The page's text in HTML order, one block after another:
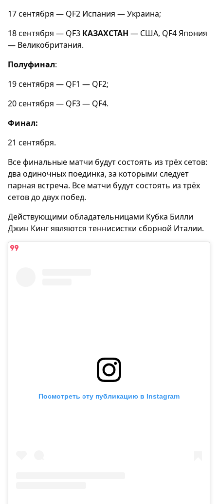
17 сентября — QF2 Испания — Украина;
18 сентября — QF3 КАЗАХСТАН — США, QF4 Япония
— Великобритания.
Полуфинал:
19 сентября — QF1 — QF2;
20 сентября — QF3 — QF4.
Финал:
21 сентября.
Все финальные матчи будут состоять из трёх сетов:
два одиночных поединка, за которыми следует
парная встреча. Все матчи будут состоять из трёх
сетов до двух побед.
Действующими обладательницами Кубка Билли
Джин Кинг являются теннисистки сборной Италии.
Посмотреть эту публикацию в Instagram